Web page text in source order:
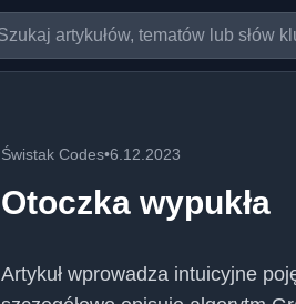
Świstak Codes•6.12.2023
Otoczka wypukła
Artykuł wprowadza intuicyjne